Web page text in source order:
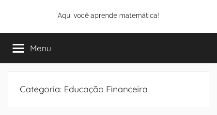
o
conteúdo
Aqui você aprende matemática!
Menu
Categoria: Educação Financeira